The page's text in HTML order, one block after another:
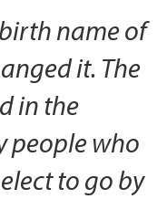
name of
it. The
in the
people who
to go by